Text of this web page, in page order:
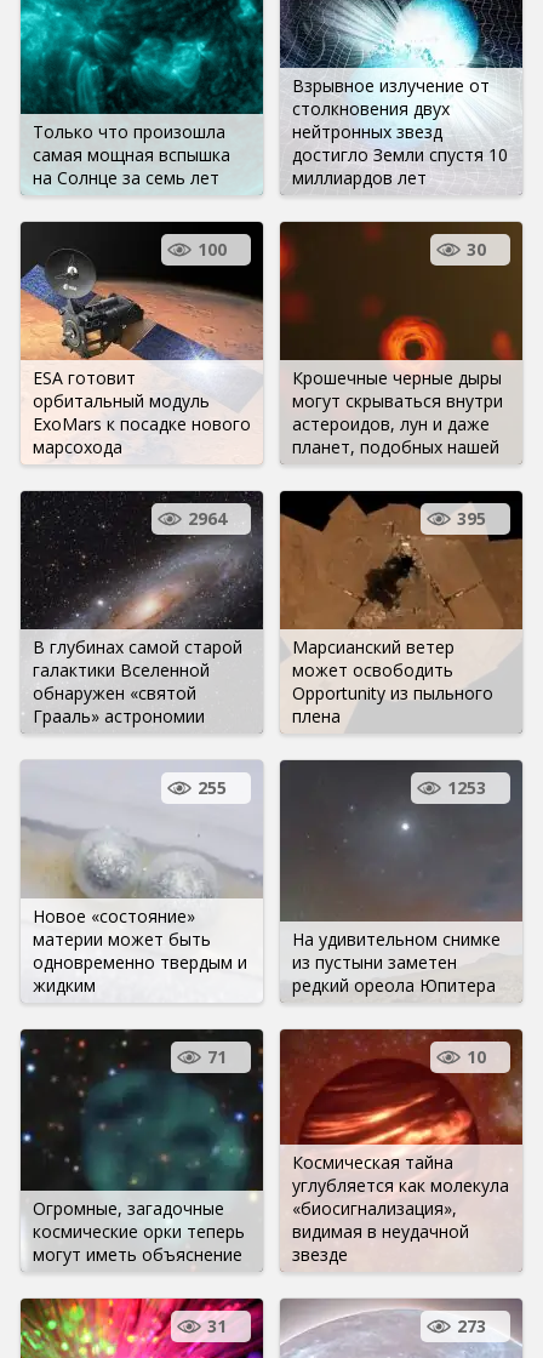
Только что произошла
самая мощная вспышка
на Солнце за семь лет
Взрывное излучение от
столкновения двух
нейтронных звезд
достигло Земли спустя 10
миллиардов лет
ESA готовит
орбитальный модуль
ExoMars к посадке нового
марсохода
100
Крошечные черные дыры
могут скрываться внутри
астероидов, лун и даже
планет, подобных нашей
30
В глубинах самой старой
галактики Вселенной
обнаружен «святой
Грааль» астрономии
2964
Марсианский ветер
может освободить
Opportunity из пыльного
плена
395
Новое «состояние»
материи может быть
одновременно твердым и
жидким
255
На удивительном снимке
из пустыни заметен
редкий ореола Юпитера
1253
Огромные, загадочные
космические орки теперь
могут иметь объяснение
71
Космическая тайна
углубляется как молекула
«биосигнализация»,
видимая в неудачной
звезде
10
31 273